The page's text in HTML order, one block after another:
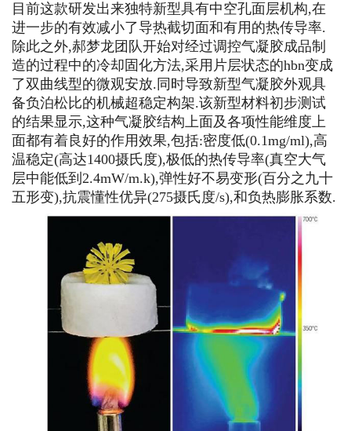
目前这款研发出来独特新型具有中空孔面层机构,在
进一步的有效减小了导热截切面和有用的热传导率.
除此之外,郝梦龙团队开始对经过调控气凝胶成品制
造的过程中的冷却固化方法,采用片层状态的hbn变成
了双曲线型的微观安放.同时导致新型气凝胶外观具
备负泊松比的机械超稳定构架.该新型材料初步测试
的结果显示,这种气凝胶结构上面及各项性能维度上
面都有着良好的作用效果,包括:密度低(0.1mg/ml),高
温稳定(高达1400摄氏度),极低的热传导率(真空大气
层中能低到2.4mW/m.k),弹性好不易变形(百分之九十
五形变),抗震懂性优异(275摄氏度/s),和负热膨胀系数.